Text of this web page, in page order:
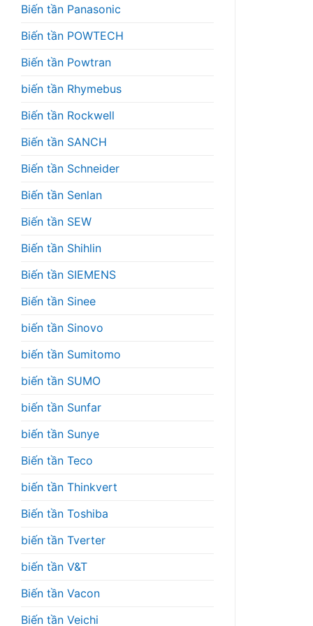
Biến tần Panasonic
Biến tần POWTECH
Biến tần Powtran
biến tần Rhymebus
Biến tần Rockwell
Biến tần SANCH
Biến tần Schneider
Biến tần Senlan
Biến tần SEW
Biến tần Shihlin
Biến tần SIEMENS
Biến tần Sinee
biến tần Sinovo
biến tần Sumitomo
biến tần SUMO
biến tần Sunfar
biến tần Sunye
Biến tần Teco
biến tần Thinkvert
Biến tần Toshiba
biến tần Tverter
biến tần V&T
Biến tần Vacon
Biến tần Veichi